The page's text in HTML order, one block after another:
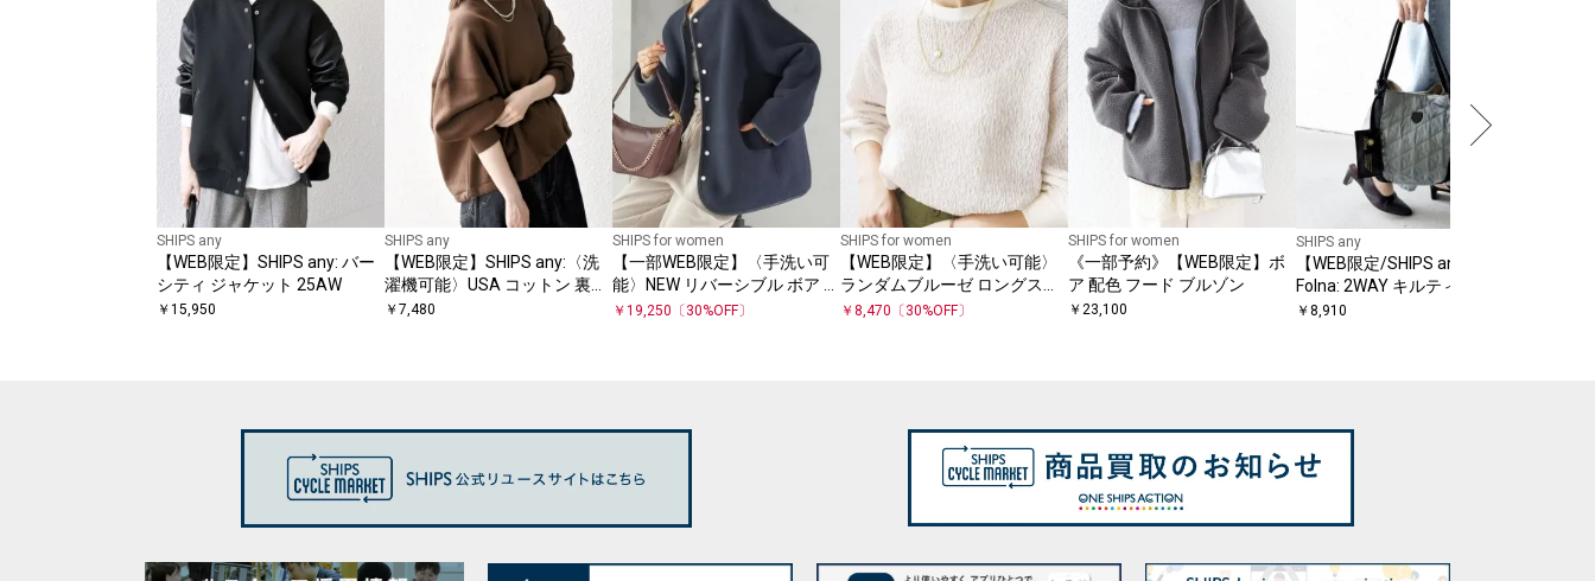
SHIPS any
【WEB限定】SHIPS any: バー
シティ ジャケット 25AW
￥ 15,950
SHIPS any
【WEB限定】SHIPS any:〈洗
濯機可能〉USA コットン 裏起
毛 コクーン プルオーバー
￥ 7,480
SHIPS for women
【一部WEB限定】〈手洗い可
能〉NEW リバーシブル ボア ブ
ルゾン
￥ 19,250 〔 30%OFF〕
SHIPS for women
【WEB限定】〈手洗い可能〉
ランダムブルーゼ ロングスリ
ーブ プルオーバー
￥ 8,470 〔 30%OFF〕
SHIPS for women
《一部予約》【WEB限定】ボ
ア 配色 フード ブルゾン
￥ 23,100
SHIPS any
【WEB限定/SHIPS any別注】
Folna: 2WAY キルティング バ
ッグ
￥ 8,910